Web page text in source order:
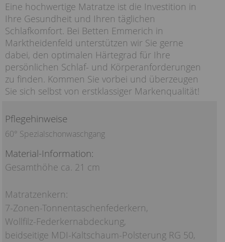
Eine hochwertige Matratze ist die Investition in
Ihre Gesundheit und Ihren täglichen
Schlafkomfort. Bei Betten Emmerich in
Marktheidenfeld unterstützen wir Sie gerne
dabei, den optimalen Härtegrad für Ihre
persönlichen Schlaf- und Körperanforderungen
zu finden. Kommen Sie vorbei und überzeugen
Sie sich selbst von erstklassiger Markenqualität!
Pflegehinweise
60° Spezialschonwaschgang
Material-Information:
Gesamthöhe ca. 21 cm
Matratzenkern:
7-Zonen-Tonnentaschenfederkern,
Wollfilz-Federkernabdeckung,
beidseitige MDI-Kaltschaum-Polsterung RG 50,